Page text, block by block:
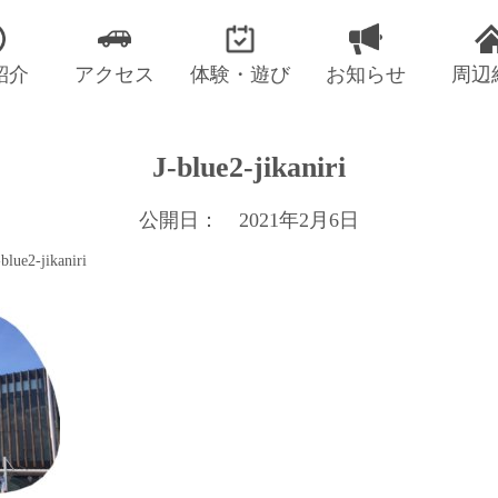
介 アクセス 体験・遊び お知らせ 周辺
J-blue2-jikaniri
公開日： 2021年2月6日
jikaniri